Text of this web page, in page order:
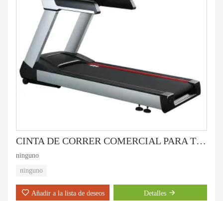
CINTA DE CORRER COMERCIAL PARA TRABAJO PESADO HC-8000
ninguno
ninguno
Añadir a la lista de deseos Detalles